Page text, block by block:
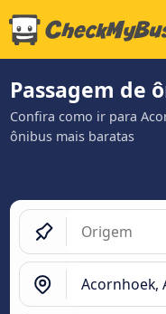
Passagem de
Confira como ir para
ônibus mais baratas